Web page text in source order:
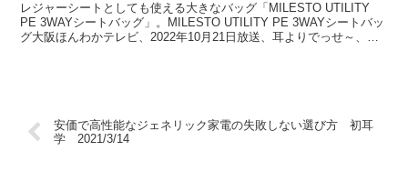
レジャーシートとしても使える大きなバッグ「MILESTO UTILITY
PE 3WAYシートバッグ」。MILESTO UTILITY PE 3WAYシートバッ
グ大阪ほんわかテレビ、2022年10月21日放送、耳よりでっせ～、秋
安価で高性能なジェネリック家電の失敗しない選び方 初耳
学 2021/3/14